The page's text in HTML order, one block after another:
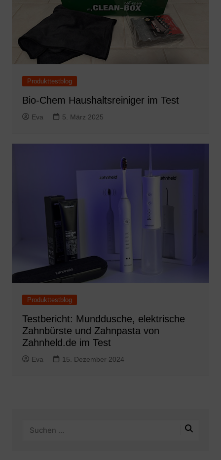
Produkttestblog
Bio-Chem Haushaltsreiniger im Test
Eva 5. März 2025
Produkttestblog
Testbericht: Munddusche, elektrische
Zahnbürste und Zahnpasta von
Zahnheld.de im Test
Eva 15. Dezember 2024